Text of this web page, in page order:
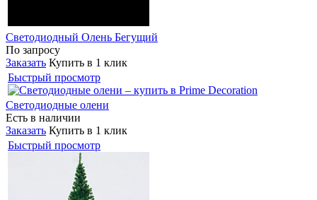
Светодиодный Олень Бегущий
По запросу
Заказать Купить в 1 клик
Быстрый просмотр
Светодиодные олени
Есть в наличии
Заказать Купить в 1 клик
Быстрый просмотр